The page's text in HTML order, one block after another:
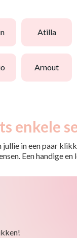
atilla
arnout
enkele
in een paar
Een handige en